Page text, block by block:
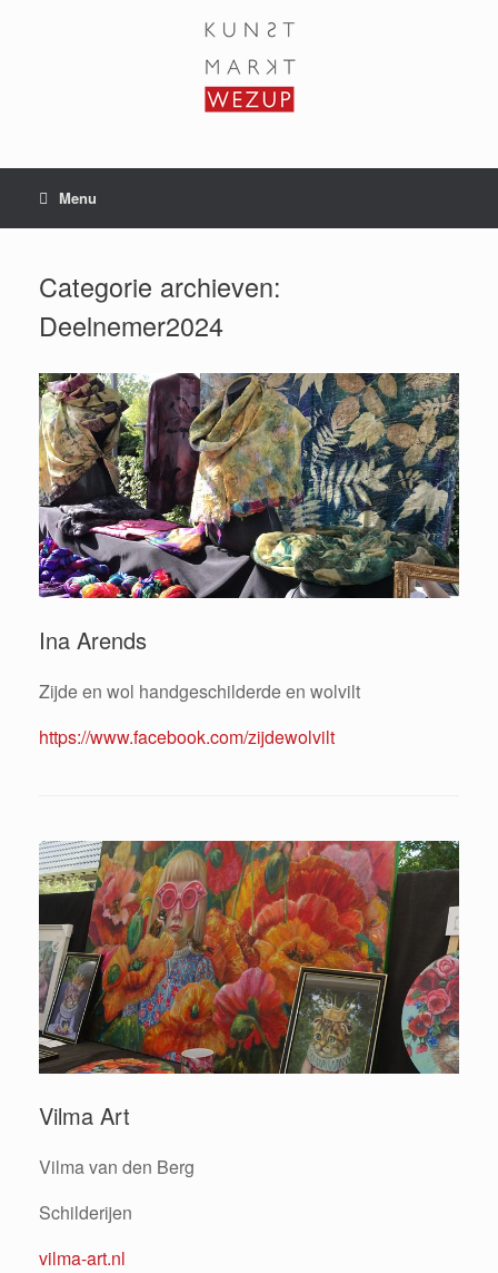
Menu
Categorie archieven:
Deelnemer2024
Ina Arends
Zijde en wol handgeschilderde en wolvilt
https://www.facebook.com/zijdewolvilt
Vilma Art
Vilma van den Berg
Schilderijen
vilma-art.nl